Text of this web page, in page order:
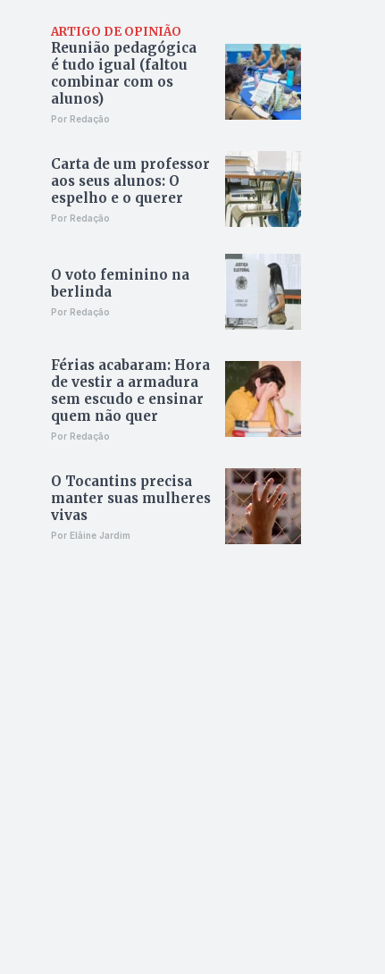
ARTIGO DE OPINIÃO
Reunião pedagógica
é tudo igual (faltou
combinar com os
alunos)
Por Redação
Carta de um professor
aos seus alunos: O
espelho e o querer
Por Redação
O voto feminino na
berlinda
Por Redação
Férias acabaram: Hora
de vestir a armadura
sem escudo e ensinar
quem não quer
Por Redação
O Tocantins precisa
manter suas mulheres
vivas
Por Elâine Jardim